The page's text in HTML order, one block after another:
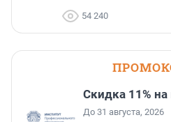
54 240
Скидка 11%
До 31 августа, 2026